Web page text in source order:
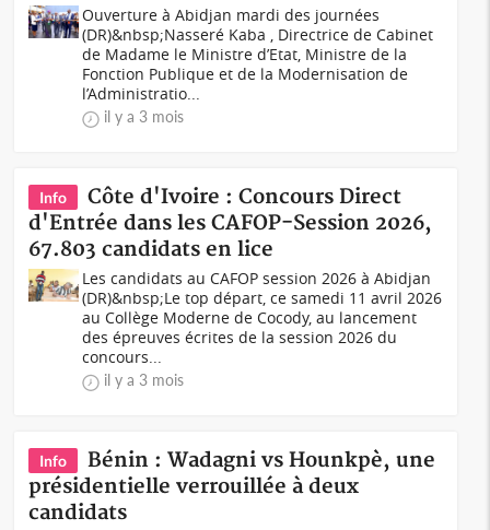
Ouverture à Abidjan mardi des journées
(DR)&nbsp;Nasseré Kaba , Directrice de Cabinet
de Madame le Ministre d’Etat, Ministre de la
Fonction Publique et de la Modernisation de
l’Administratio...
il y a 3 mois
Info
Côte d'Ivoire : Concours Direct
d'Entrée dans les CAFOP-Session 2026,
67.803 candidats en lice
Les candidats au CAFOP session 2026 à Abidjan
(DR)&nbsp;Le top départ, ce samedi 11 avril 2026
au Collège Moderne de Cocody, au lancement
des épreuves écrites de la session 2026 du
concours...
il y a 3 mois
Info
Bénin : Wadagni vs Hounkpè, une
présidentielle verrouillée à deux
candidats